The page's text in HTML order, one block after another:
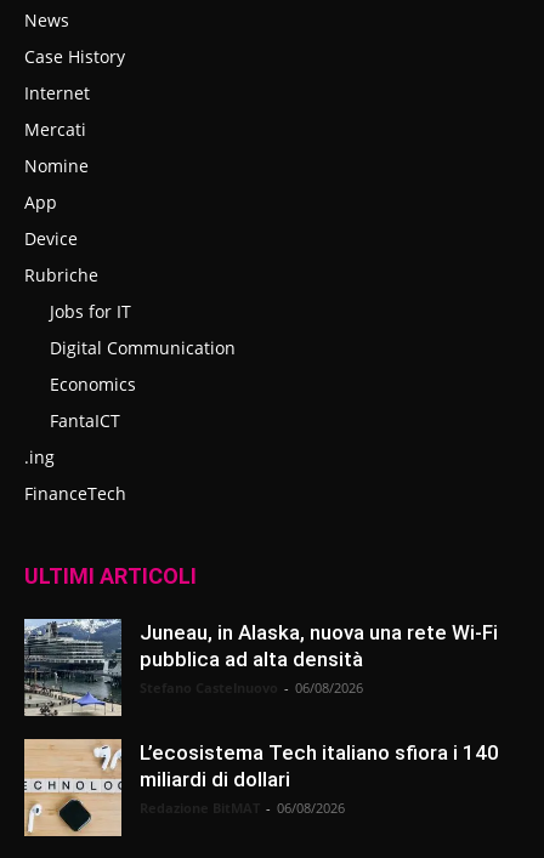
News
Case History
Internet
Mercati
Nomine
App
Device
Rubriche
Jobs for IT
Digital Communication
Economics
FantaICT
.ing
FinanceTech
ULTIMI ARTICOLI
Juneau, in Alaska, nuova una rete Wi-Fi
pubblica ad alta densità
- 06/08/2026
L’ecosistema Tech italiano sfiora i 140
miliardi di dollari
- 06/08/2026